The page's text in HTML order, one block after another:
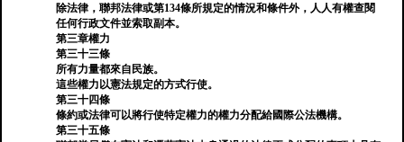
除法律，聯邦法律或第134條所規定的情況和條件外，人人有權查閱
任何行政文件並索取副本。
第三章權力
第三十三條
所有力量都來自民族。
這些權力以憲法規定的方式行使。
第三十四條
條約或法律可以將行使特定權力的權力分配給國際公法機構。
第三十五條